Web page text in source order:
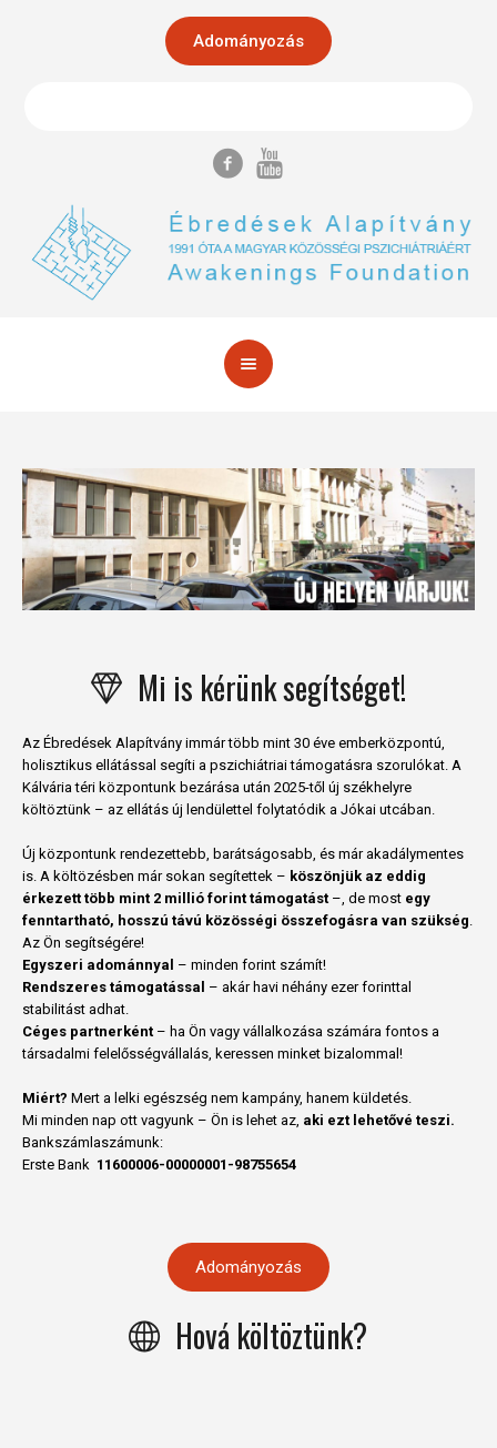
Adományozás
Mi is kérünk segítséget!
Az Ébredések Alapítvány immár több mint 30 éve emberközpontú,
holisztikus ellátással segíti a pszichiátriai támogatásra szorulókat. A
Kálvária téri központunk bezárása után 2025-től új székhelyre
költöztünk – az ellátás új lendülettel folytatódik a Jókai utcában.
Új központunk rendezettebb, barátságosabb, és már akadálymentes
is. A költözésben már sokan segítettek – köszönjük az eddig
érkezett több mint 2 millió forint támogatást –, de most egy
fenntartható, hosszú távú közösségi összefogásra van szükség
Az Ön segítségére!
Egyszeri adománnyal – minden forint számít!
Rendszeres támogatással – akár havi néhány ezer forinttal
stabilitást adhat.
Céges partnerként – ha Ön vagy vállalkozása számára fontos a
társadalmi felelősségvállalás, keressen minket bizalommal!
Miért? Mert a lelki egészség nem kampány, hanem küldetés.
Mi minden nap ott vagyunk – Ön is lehet az, aki ezt lehetővé teszi.
Bankszámlaszámunk:
Erste Bank 11600006-00000001-98755654
Adományozás
Hová költöztünk?